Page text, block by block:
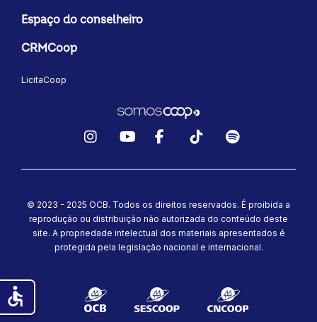
Espaço do conselheiro
CRMCoop
LicitaCoop
© 2023 - 2025 OCB. Todos os direitos reservados. É proibida a
reprodução ou distribuição não autorizada do conteúdo deste
site. A propriedade intelectual dos materiais apresentados é
protegida pela legislação nacional e internacional.
accessible